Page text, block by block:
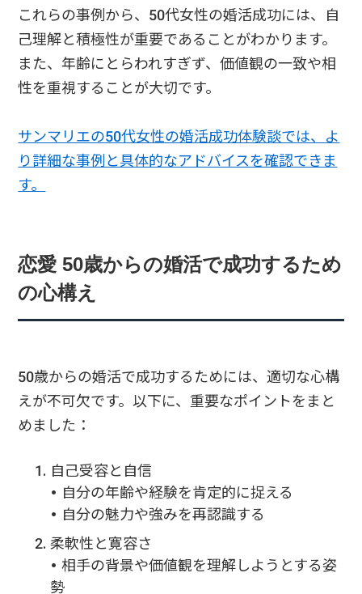
これらの事例から、50代女性の婚活成功には、自
己理解と積極性が重要であることがわかります。
また、年齢にとらわれすぎず、価値観の一致や相
性を重視することが大切です。
サンマリエの50代女性の婚活成功体験談では、よ
り詳細な事例と具体的なアドバイスを確認できま
す。
恋愛 50歳からの婚活で成功するため
の心構え
50歳からの婚活で成功するためには、適切な心構
えが不可欠です。以下に、重要なポイントをまと
めました：
自己受容と自信
• 自分の年齢や経験を肯定的に捉える
• 自分の魅力や強みを再認識する
柔軟性と寛容さ
• 相手の背景や価値観を理解しようとする姿
勢